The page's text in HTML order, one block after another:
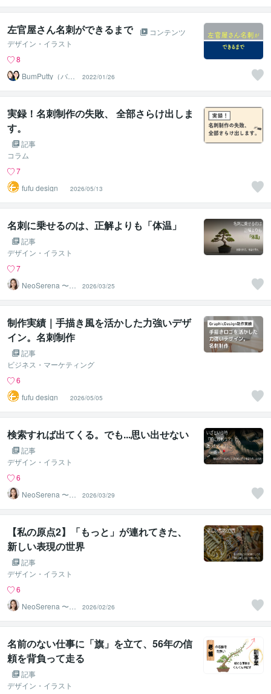
左官屋さん名刺ができるまで
コンテンツ
デザイン・イラスト
8
BumPutty（バン
2022/01/26
実録！名刺制作の失敗、 全部さらけ出しま
す。
記事
コラム
7
fufu design
2026/05/13
名刺に乗せるのは、正解よりも「体温」
記事
デザイン・イラスト
7
NeoSerena 〜ネ
2026/03/25
制作実績｜手描き風を活かした力強いデザ
イン。名刺制作
記事
ビジネス・マーケティング
6
fufu design
2026/05/05
検索すれば出てくる。でも...思い出せない
記事
デザイン・イラスト
6
NeoSerena 〜ネ
2026/03/29
【私の原点2】「もっと」が連れてきた、
新しい表現の世界
記事
デザイン・イラスト
6
NeoSerena 〜ネ
2026/02/26
名前のない仕事に「旗」を立て、56年の信
頼を背負って走る
記事
デザイン・イラスト